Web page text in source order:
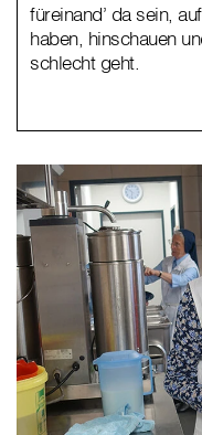
füreinand’ da sein,
haben, hinschauen
schlecht geht.